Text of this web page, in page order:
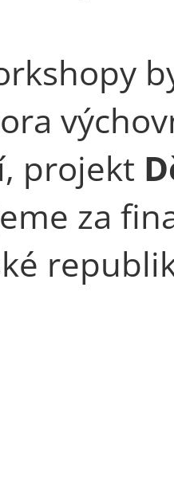
projekt
za